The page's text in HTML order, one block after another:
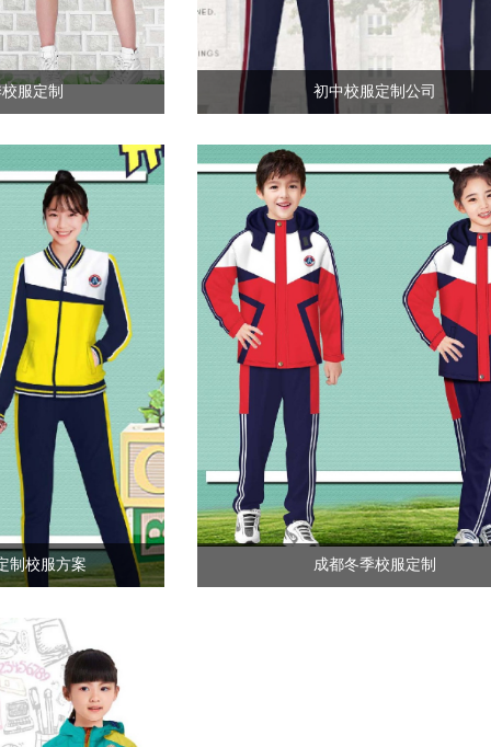
服定制 初中校服定制公司
制校服方案 成都冬季校服定制